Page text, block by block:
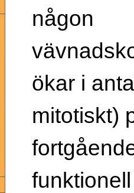
någon
ökar i
mitotiskt)